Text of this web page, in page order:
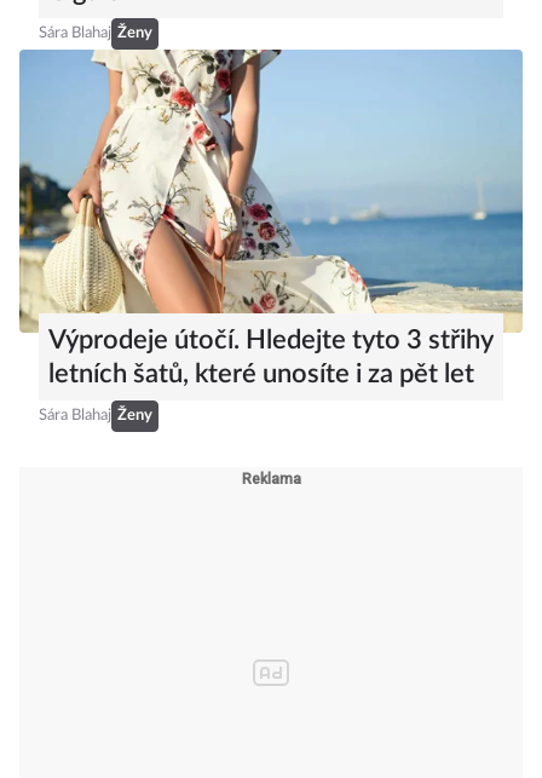
Sára Blahaj Ženy
Výprodeje útočí. Hledejte tyto 3 střihy
letních šatů, které unosíte i za pět let
Sára Blahaj Ženy